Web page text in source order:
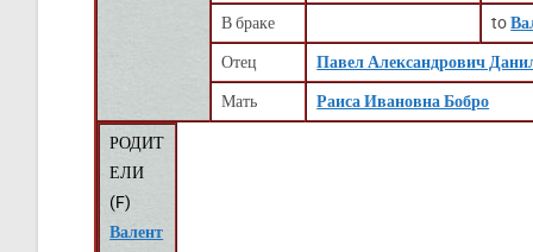
В браке to
Отец Павел Александрович
Мать Раиса Ивановна Бобро
РОДИТ
ЕЛИ
(F)
Валент